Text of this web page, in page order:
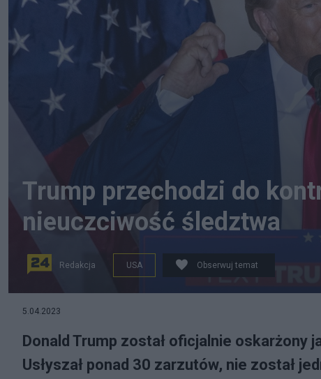
Trump przechodzi do
nieuczciwość śledztwa
Redakcja USA Obserwuj temat
5.04.2023
Donald Trump został oficjalnie oskarżony
Usłyszał ponad 30 zarzutów, nie został